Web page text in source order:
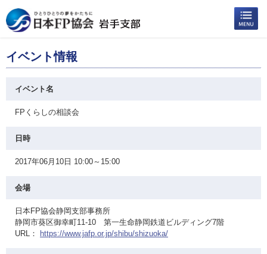
イベント情報
イベント名
FPくらしの相談会
日時
2017年06月10日 10:00～15:00
会場
日本FP協会静岡支部事務所
静岡市葵区御幸町11-10 第一生命静岡鉄道ビルディング7階
URL：
https://www.jafp.or.jp/shibu/shizuoka/